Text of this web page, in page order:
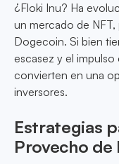
¿Floki Inu? Ha
un mercado de
Dogecoin. Si bien
escasez y el
convierten en una
inversores.
Estrategias
Provecho de